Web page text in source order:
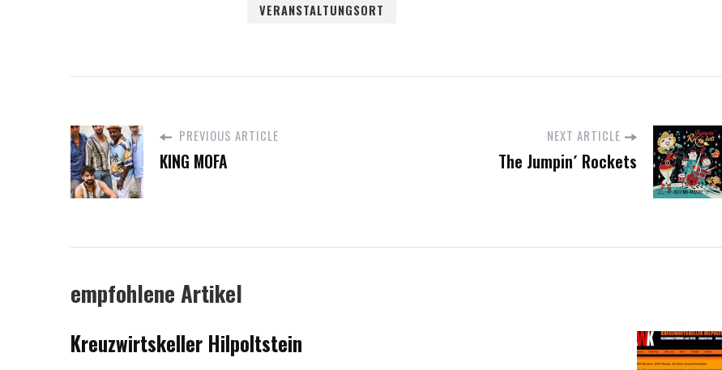
VERANSTALTUNGSORT
PREVIOUS ARTICLE
KING MOFA
NEXT ARTICLE
The Jumpin´ Rockets
empfohlene Artikel
Kreuzwirtskeller Hilpoltstein